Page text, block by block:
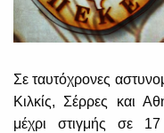
Σε ταυτόχρονες
Κιλκίς, Σέρρες και
μέχρι στιγμής σε